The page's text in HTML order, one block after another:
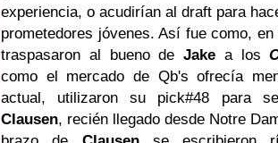
experiencia, o acudirían al draft para
prometedores jóvenes. Así fue como,
traspasaron al bueno deJake a los
como el mercado de Qb's ofrecía
actual, utilizaron su pick#48 para
Clausen, recién llegado desde Notre